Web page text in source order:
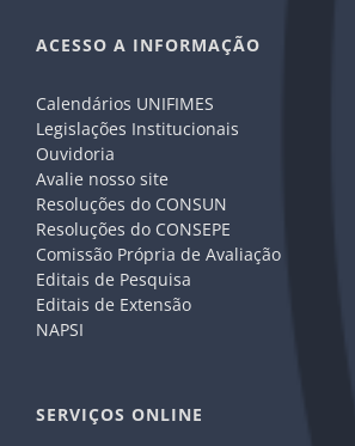
ACESSO A INFORMAÇÃO
Calendários UNIFIMES
Legislações Institucionais
Ouvidoria
Avalie nosso site
Resoluções do CONSUN
Resoluções do CONSEPE
Comissão Própria de Avaliação
Editais de Pesquisa
Editais de Extensão
NAPSI
SERVIÇOS ONLINE